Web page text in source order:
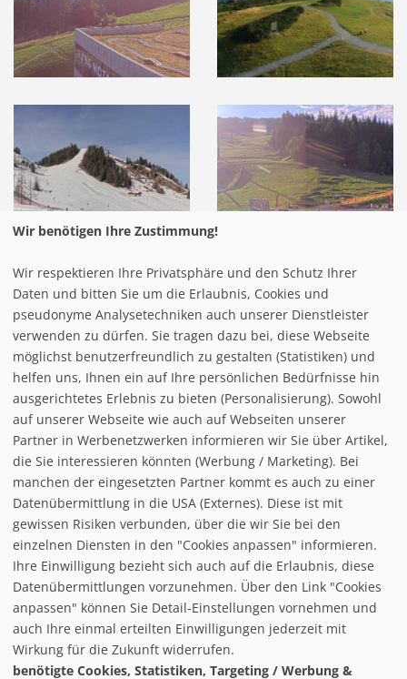
follow us on facebook
Home
Datenschutzerklärung
Impressum
Cookie Management
Wir benötigen Ihre Zustimmung!
Wir respektieren Ihre Privatsphäre und den Schutz Ihrer
Daten und bitten Sie um die Erlaubnis, Cookies und
pseudonyme Analysetechniken auch unserer Dienstleister
verwenden zu dürfen. Sie tragen dazu bei, diese Webseite
möglichst benutzerfreundlich zu gestalten (Statistiken) und
helfen uns, Ihnen ein auf Ihre persönlichen Bedürfnisse hin
ausgerichtetes Erlebnis zu bieten (Personalisierung). Sowohl
auf unserer Webseite wie auch auf Webseiten unserer
Partner in Werbenetzwerken informieren wir Sie über Artikel,
die Sie interessieren könnten (Werbung / Marketing). Bei
manchen der eingesetzten Partner kommt es auch zu einer
Datenübermittlung in die USA (Externes). Diese ist mit
gewissen Risiken verbunden, über die wir Sie bei den
einzelnen Diensten in den "Cookies anpassen" informieren.
Ihre Einwilligung bezieht sich auch auf die Erlaubnis, diese
Datenübermittlungen vorzunehmen. Über den Link "Cookies
anpassen" können Sie Detail-Einstellungen vornehmen und
auch Ihre einmal erteilten Einwilligungen jederzeit mit
Wirkung für die Zukunft widerrufen.
benötigte Cookies, Statistiken, Targeting / Werbung &